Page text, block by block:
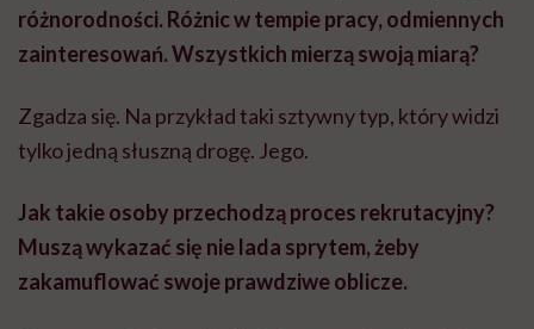
różnorodności. Różnic w tempie pracy, odmiennych
zainteresowań. Wszystkich mierzą swoją miarą?
Zgadza się. Na przykład taki sztywny typ, który widzi
tylko jedną słuszną drogę. Jego.
Jak takie osoby przechodzą proces rekrutacyjny?
Muszą wykazać się nie lada sprytem, żeby
zakamuflować swoje prawdziwe oblicze.